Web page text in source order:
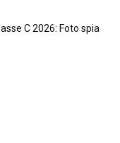
C 2026: Foto spia